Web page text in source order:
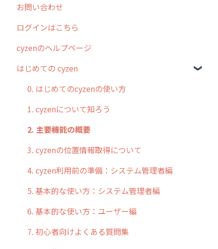
2025年のリリース情報
2024年のリリース情報
2023年のリリース情報
過去のリリース
2019年までのリリース情報
お客様の声を実現しました
お問い合わせ
ログインはこちら
cyzenのヘルプページ
はじめての cyzen
0. はじめてのcyzenの使い方
1. cyzenについて知ろう
2. 主要機能の概要
3. cyzenの位置情報取得について
4. cyzen利用前の準備：システム管理者編
5. 基本的な使い方：システム管理者編
6. 基本的な使い方：ユーザー編
7. 初心者向けよくある質問集